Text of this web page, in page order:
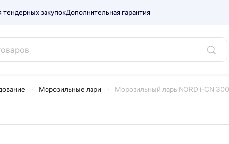
тендерных закупокДополнительная гарантия
Морозильные лари Морозильный ларь NORD i-CN 300